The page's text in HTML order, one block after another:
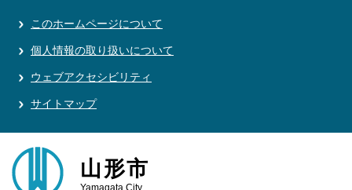
このホームページについて
個人情報の取り扱いについて
ウェブアクセシビリティ
サイトマップ
山形市
Yamagata City